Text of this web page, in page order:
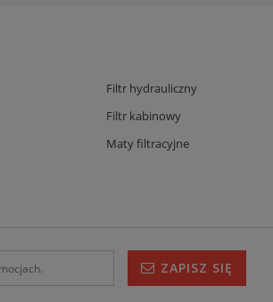
Filtr hydrauliczny
Filtr kabinowy
Maty filtracyjne
ZAPISZ SIĘ